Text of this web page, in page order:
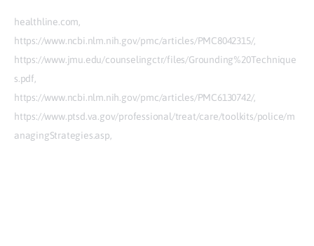
healthline.com,
https://www.ncbi.nlm.nih.gov/pmc/articles/PMC8042315/,
https://www.jmu.edu/counselingctr/files/Grounding%20Technique
s.pdf,
https://www.ncbi.nlm.nih.gov/pmc/articles/PMC6130742/,
https://www.ptsd.va.gov/professional/treat/care/toolkits/police/m
anagingStrategies.asp,